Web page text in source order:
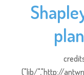
("lib/","http://